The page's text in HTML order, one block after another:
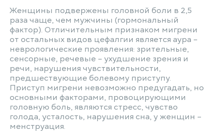
Женщины подвержены головной боли в 2,5
раза чаще, чем мужчины (гормональный
фактор). Отличительным признаком мигрени
от остальных видов цефалгии является аура –
неврологические проявления: зрительные,
сенсорные, речевые – ухудшение зрения и
речи, нарушения чувствительности,
предшествующие болевому приступу.
Приступ мигрени невозможно предугадать, но
основными факторами, провоцирующими
головную боль, являются стресс, чувство
голода, усталость, нарушения сна, у женщин –
менструация.